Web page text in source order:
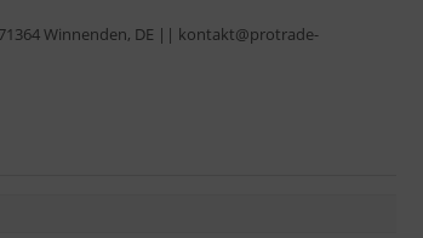
Winnenden, DE || kontakt@protrade-